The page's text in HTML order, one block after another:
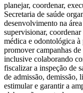
planejar, coordenar,
Secretaria de saúde
desenvolvimento na área
supervisionar, coordenar
médica e odontológica à
promover campanhas
inclusive colaborando
fiscalizar a inspeção de
de admissão, demissão,
estimular e garantir a